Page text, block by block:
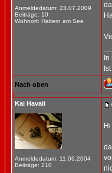
Anmeldedatum: 23.07.2009
Beiträge: 10
Wohnort: Haltern am See
Nach oben
Kai Havaii
Anmeldedatum: 11.06.2004
Beiträge: 210